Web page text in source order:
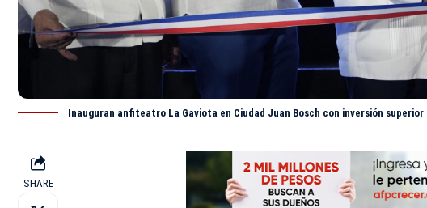
Inauguran anfiteatro La Gaviota en Ciudad Juan Bosch con inversión superior
SHARE